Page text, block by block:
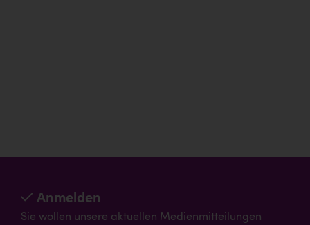
Anmelden
Sie wollen unsere aktuellen Medienmitteilungen